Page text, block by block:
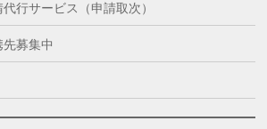
行サービス（申請取次）
募集中